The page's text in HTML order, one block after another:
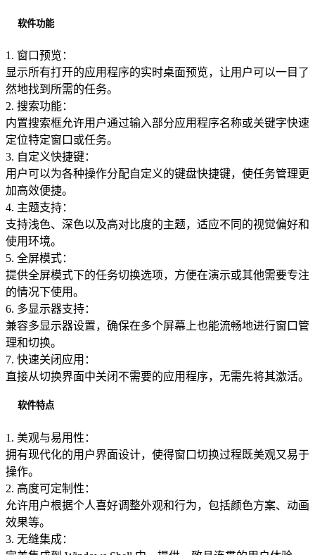
软件功能
1. 窗口预览：
显示所有打开的应用程序的实时桌面预览，让用户可以一目了
然地找到所需的任务。
2. 搜索功能：
内置搜索框允许用户通过输入部分应用程序名称或关键字快速
定位特定窗口或任务。
3. 自定义快捷键：
用户可以为各种操作分配自定义的键盘快捷键，使任务管理更
加高效便捷。
4. 主题支持：
支持浅色、深色以及高对比度的主题，适应不同的视觉偏好和
使用环境。
5. 全屏模式：
提供全屏模式下的任务切换选项，方便在演示或其他需要专注
的情况下使用。
6. 多显示器支持：
兼容多显示器设置，确保在多个屏幕上也能流畅地进行窗口管
理和切换。
7. 快速关闭应用：
直接从切换界面中关闭不需要的应用程序，无需先将其激活。
软件特点
1. 美观与易用性：
拥有现代化的用户界面设计，使得窗口切换过程既美观又易于
操作。
2. 高度可定制性：
允许用户根据个人喜好调整外观和行为，包括颜色方案、动画
效果等。
3. 无缝集成：